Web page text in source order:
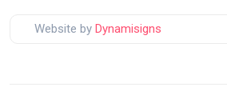
Website by Dynamisigns